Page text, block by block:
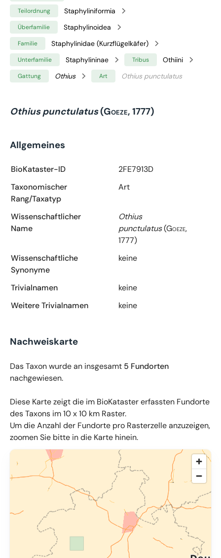
Teilordnung Staphyliniformia
Überfamilie Staphylinoidea
Familie Staphylinidae (Kurzflügelkäfer)
Unterfamilie Staphylininae Tribus Othiini
Gattung Othius Art Othius punctulatus
Othius punctulatus(Goeze, 1777)
Allgemeines
BioKataster-ID
2FE7913D
Taxonomischer
Rang/Taxatyp
Art
Wissenschaftlicher
Name
Othius
punctulatus(Goeze,
1777)
Wissenschaftliche
Synonyme
keine
Trivialnamen
keine
Weitere Trivialnamen
keine
Nachweiskarte
Das Taxon wurde an insgesamt 5 Fundorten
nachgewiesen.
Diese Karte zeigt die im BioKataster erfassten Fundorte
des Taxons im 10 x 10 km Raster.
Um die Anzahl der Fundorte pro Rasterzelle anzuzeigen,
zoomen Sie bitte in die Karte hinein.
© OpenMapTiles OpenStreetMap 34u GmbH